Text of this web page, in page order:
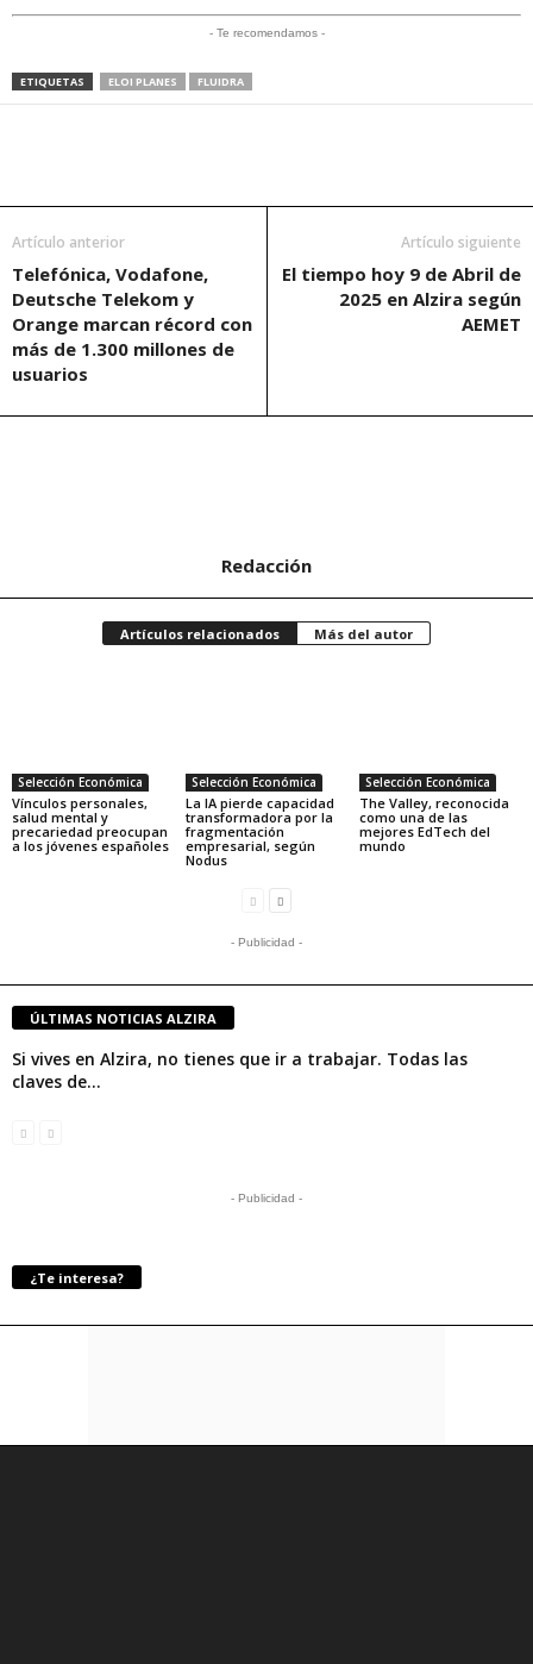
- Te recomendamos -
ETIQUETAS ELOI PLANES FLUIDRA
Artículo anterior
Telefónica, Vodafone,
Deutsche Telekom y
Orange marcan récord con
más de 1.300 millones de
usuarios
Artículo siguiente
El tiempo hoy 9 de Abril de
2025 en Alzira según
AEMET
Redacción
Artículos relacionados Más del autor
Selección Económica
Vínculos personales,
salud mental y
precariedad preocupan
a los jóvenes españoles
Selección Económica
La IA pierde capacidad
transformadora por la
fragmentación
empresarial, según
Nodus
Selección Económica
The Valley, reconocida
como una de las
mejores EdTech del
mundo
- Publicidad -
ÚLTIMAS NOTICIAS ALZIRA
Si vives en Alzira, no tienes que ir a trabajar. Todas las
claves de...
- Publicidad -
¿Te interesa?